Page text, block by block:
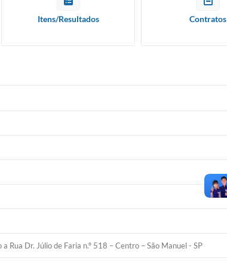
Itens/Resultados Contratos
Rua Dr. Júlio de Faria n.º 518 – Centro – São Manuel - SP